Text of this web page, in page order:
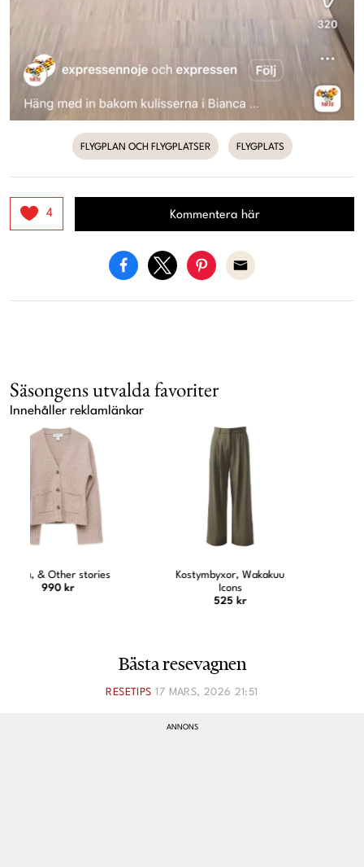
FLYGPLAN OCH FLYGPLATSER FLYGPLATS
4 Kommentera här
Säsongens utvalda favoriter
Innehåller reklamlänkar
Kostymbyxor, Wakakuu
Jeansskjorta, Ellos
Bästa resevagnen
RESETIPS 17 MARS, 2026 21:51